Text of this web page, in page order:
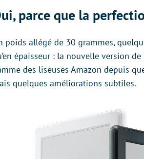
parce que la
poids allégé de 30 grammes,
épaisseur : la nouvelle version
des liseuses Amazon depuis
quelques améliorations subtiles.